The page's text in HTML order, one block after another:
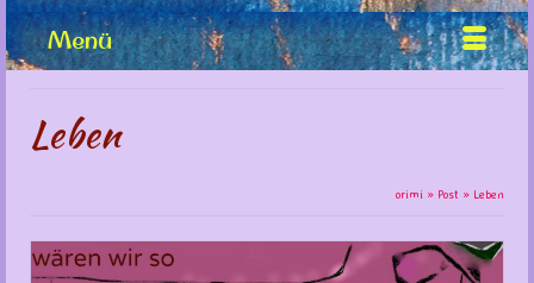
Menü
Leben
orimi » Post » Leben